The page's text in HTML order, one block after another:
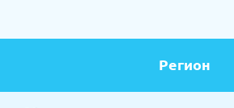
Регион